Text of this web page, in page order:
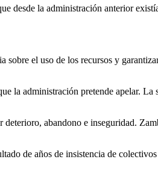
desde la administración anterior
el uso de los recursos y
administración pretende apelar.
abandono e inseguridad.
de años de insistencia de